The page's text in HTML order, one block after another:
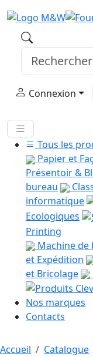
Connexion
Tous les
Papier et
Présentoir &
bureau
informatique
Ecologiques
Printing
Machine de
et Expédition
et Bricolage
Nos marques
Contacts
Accueil Catalogue